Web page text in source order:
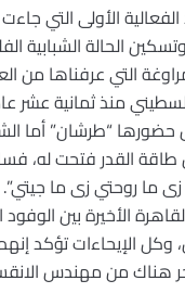
الأولى التي
الحالة الشبابية
التي عرفناها من
منذ ثمانية عشر
“طرشان” أما
القدر فتحت له،
ما روحتي زى ما جيتي”.
الأخيرة بين
الإيحاءات تؤكد
هناك من مهندس